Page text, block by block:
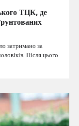
ТЦК, де
затримано за
Після цього